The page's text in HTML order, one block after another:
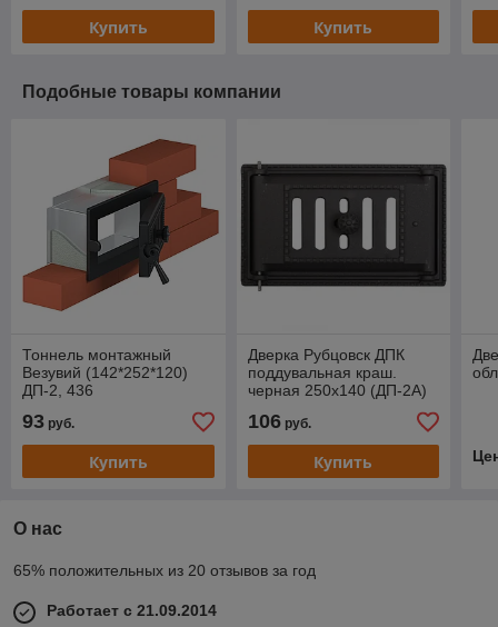
Купить Купить
Подобные товары компании
Тоннель монтажный
Везувий (142*252*120)
ДП-2, 436
93 руб.
Купить
Дверка Рубцовск ДПК
поддувальная краш.
черная 250х140 (ДП-2А)
106руб.
Купить
О нас
65% положительных из 20 отзывов за год
Работает с 21.09.2014